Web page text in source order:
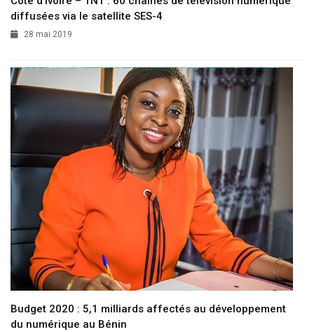
diffusées via le satellite SES-4
28 mai 2019
Budget 2020 : 5,1 milliards affectés au développement
du numérique au Bénin